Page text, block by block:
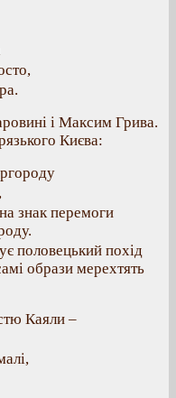
і Максим Грива.
Києва:
знак перемоги
половецький похід
образи мерехтять
Каяли –